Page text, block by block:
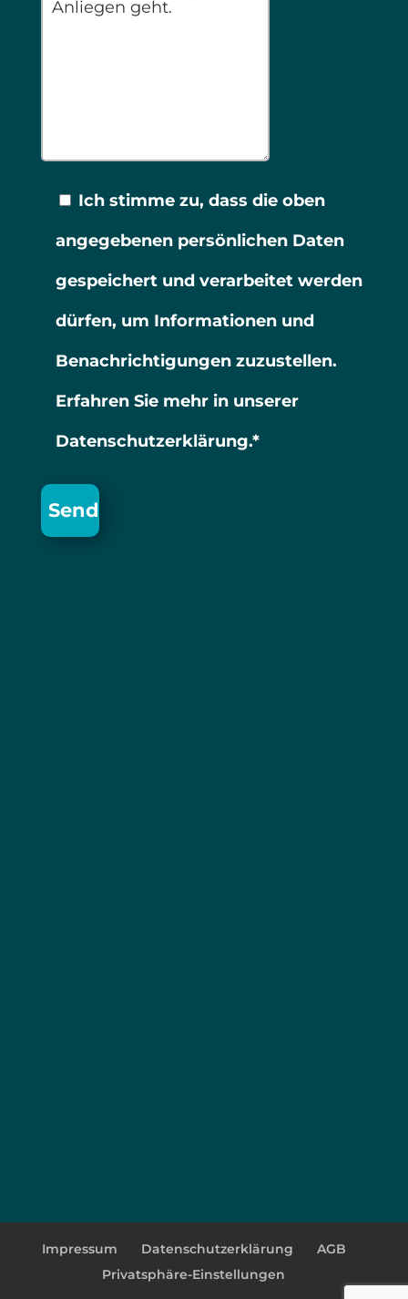
Ich stimme zu, dass die oben
angegebenen persönlichen Daten
gespeichert und verarbeitet werden
dürfen, um Informationen und
Benachrichtigungen zuzustellen.
Erfahren Sie mehr in unserer
Datenschutzerklärung.*
Impressum Datenschutzerklärung
AGB
Privatsphäre-Einstellungen